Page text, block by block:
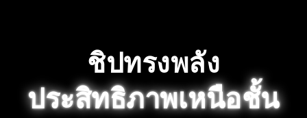
ชิปทรงพลัง
ประสิทธิภาพเหนือชั้น